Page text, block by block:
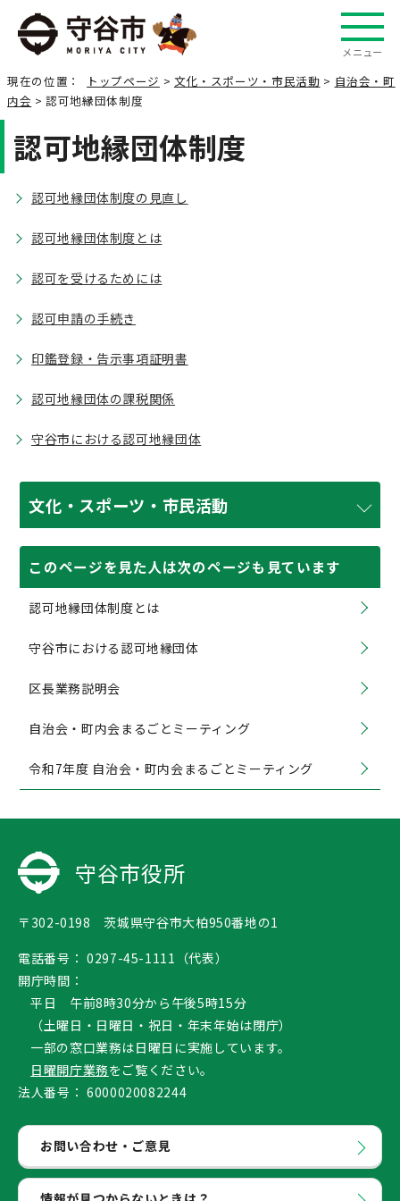
メニュー
現在の位置： トップページ > 文化・スポーツ・市民活動 > 自治会・町
内会 > 認可地縁団体制度
認可地縁団体制度
認可地縁団体制度の見直し
認可地縁団体制度とは
認可を受けるためには
認可申請の手続き
印鑑登録・告示事項証明書
認可地縁団体の課税関係
守谷市における認可地縁団体
文化・スポーツ・市民活動
このページを見た人は次のページも見ています
認可地縁団体制度とは
守谷市における認可地縁団体
区長業務説明会
自治会・町内会まるごとミーティング
令和7年度 自治会・町内会まるごとミーティング
守谷市役所
〒302-0198 茨城県守谷市大柏950番地の1
電話番号： 0297-45-1111（代表）
開庁時間：
平日 午前8時30分から午後5時15分
（土曜日・日曜日・祝日・年末年始は閉庁）
一部の窓口業務は日曜日に実施しています。
日曜開庁業務をご覧ください。
法人番号： 6000020082244
お問い合わせ・ご意見